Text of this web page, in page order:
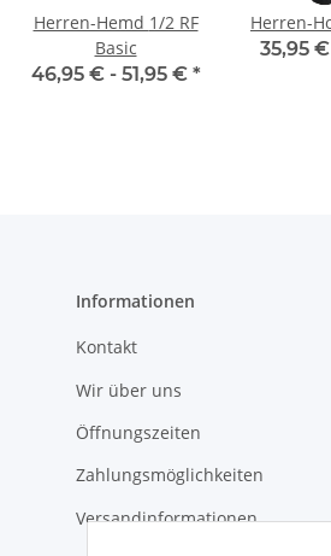
Herren-Hemd 1/2 RF
Basic
46,95 € - 51,95 € *
Herren-
35,95
Informationen
Kontakt
Wir über uns
Öffnungszeiten
Zahlungsmöglichkeiten
Versandinformationen